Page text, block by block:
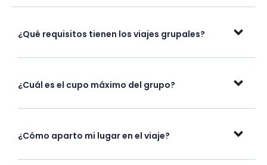
¿Qué requisitos tienen los viajes grupales?
¿Cuál es el cupo máximo del grupo?
¿Cómo aparto mi lugar en el viaje?